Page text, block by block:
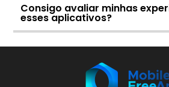
Consigo avaliar minhas
esses aplicativos?